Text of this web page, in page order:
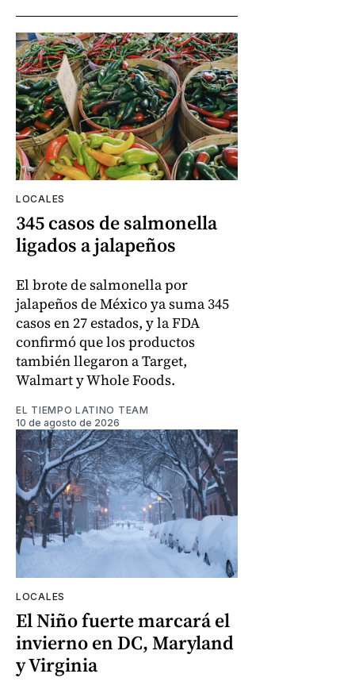
LOCALES
345 casos de salmonella
ligados a jalapeños
El brote de salmonella por
jalapeños de México ya suma 345
casos en 27 estados, y la FDA
confirmó que los productos
también llegaron a Target,
Walmart y Whole Foods.
EL TIEMPO LATINO TEAM
10 de agosto de 2026
LOCALES
El Niño fuerte marcará el
invierno en DC, Maryland
y Virginia